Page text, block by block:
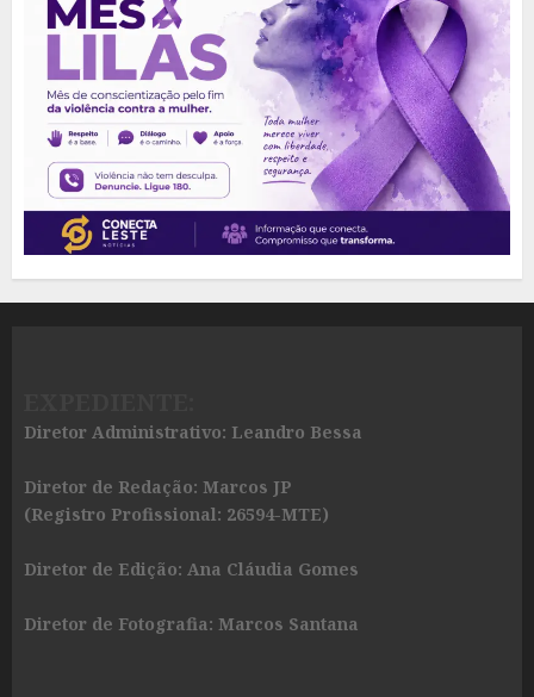
Diretor Administrativo: Leandro Bessa
Diretor de Redação: Marcos JP
(Registro Profissional: 26594-MTE)
Diretor de Edição: Ana Cláudia Gomes
Diretor de Fotografia: Marcos Santana